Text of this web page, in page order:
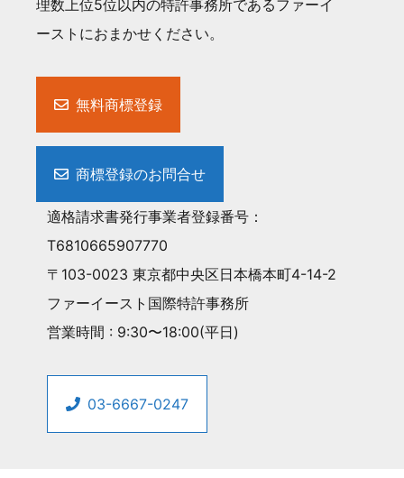
理数上位5位以内の特許事務所であるファーイ
ーストにおまかせください。
無料商標登録
商標登録のお問合せ
適格請求書発行事業者登録番号：
T6810665907770
〒103-0023 東京都中央区日本橋本町4-14-2
ファーイースト国際特許事務所
営業時間 : 9:30〜18:00(平日)
03-6667-0247